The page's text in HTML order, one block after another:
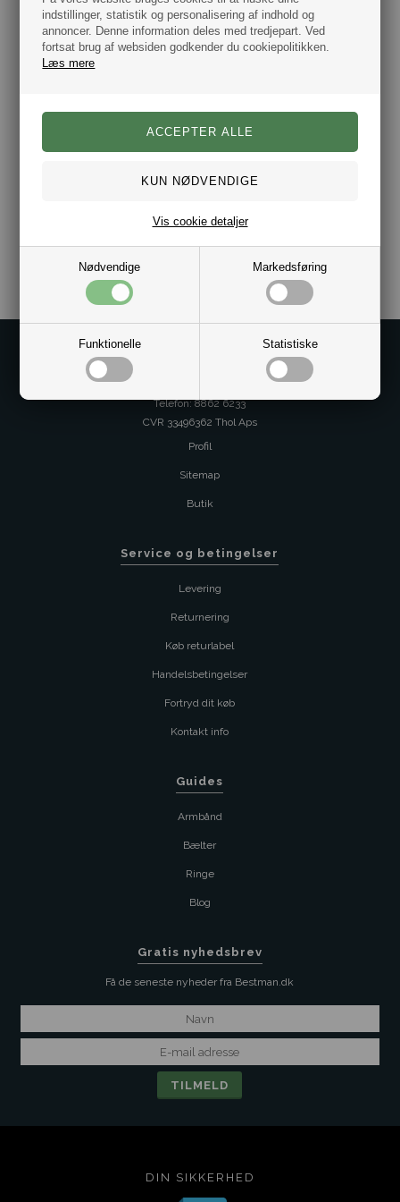
indstillinger, statistik og personalisering af indhold og
annoncer. Denne information deles med tredjepart. Ved
fortsat brug af websiden godkender du cookiepolitikken.
Læs mere
Nødvendige Markedsføring
Funktionelle Statistiske
Vis cookie detaljer
Farve: Sølvfarve
Materiale: Rustfrit stål.
Højde: 14 mm
Bredde: 14mm
Leveres i gaveæske.
Autoriseret Dansk Tommy Hilfiger
smykke forhandler.
Telefon: 8862 6233
CVR 33496362 Thol Aps
Profil
Sitemap
Butik
Service og betingelser
Levering
Returnering
Køb returlabel
Handelsbetingelser
Fortryd dit køb
Kontakt info
Guides
Armbånd
Bælter
Ringe
Blog
Gratis nyhedsbrev
Få de seneste nyheder fra Bestman.dk
DIN SIKKERHED